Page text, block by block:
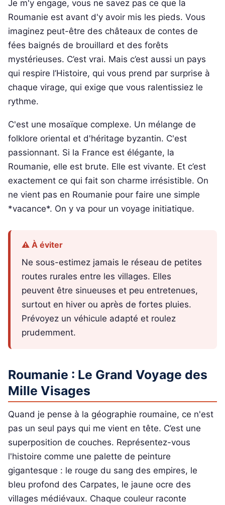
Je m'y engage, vous ne savez pas ce que la
Roumanie est avant d'y avoir mis les pieds. Vous
imaginez peut-être des châteaux de contes de
fées baignés de brouillard et des forêts
mystérieuses. C’est vrai. Mais c’est aussi un pays
qui respire l’Histoire, qui vous prend par surprise à
chaque virage, qui exige que vous ralentissiez le
rythme.
C'est une mosaïque complexe. Un mélange de
folklore oriental et d'héritage byzantin. C'est
passionnant. Si la France est élégante, la
Roumanie, elle est brute. Elle est vivante. Et c’est
exactement ce qui fait son charme irrésistible. On
ne vient pas en Roumanie pour faire une simple
*vacance*. On y va pour un voyage initiatique.
⚠️ À éviter
Ne sous-estimez jamais le réseau de petites
routes rurales entre les villages. Elles
peuvent être sinueuses et peu entretenues,
surtout en hiver ou après de fortes pluies.
Prévoyez un véhicule adapté et roulez
prudemment.
Roumanie : Le Grand Voyage des
Mille Visages
Quand je pense à la géographie roumaine, ce n'est
pas un seul pays qui me vient en tête. C’est une
superposition de couches. Représentez-vous
l'histoire comme une palette de peinture
gigantesque : le rouge du sang des empires, le
bleu profond des Carpates, le jaune ocre des
villages médiévaux. Chaque couleur raconte